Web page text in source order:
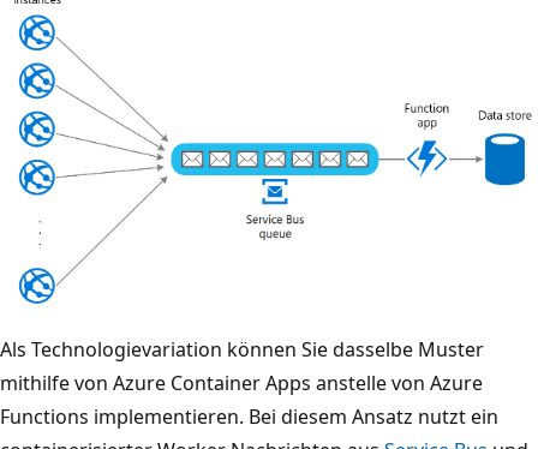
g
a
b
e
h
r
e
I
m
D
Als Technologievariation können Sie dasselbe Muster
mithilfe von Azure Container Apps anstelle von Azure
Functions implementieren. Bei diesem Ansatz nutzt ein